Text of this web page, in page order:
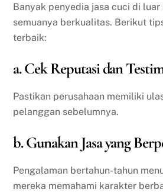
Banyak penyedia jasa cuci di luar
semuanya berkualitas. Berikut
terbaik:
a. Cek Reputasi dan
Pastikan perusahaan memiliki
pelanggan sebelumnya.
b. Gunakan Jasa yang
Pengalaman bertahun-tahun
mereka memahami karakter